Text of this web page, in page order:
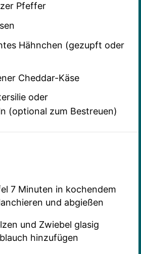
Pfeffer
Hähnchen (gezupft oder
Cheddar-Käse
oder
(optional zum Bestreuen)
7 Minuten in kochendem
und abgießen
und Zwiebel glasig
hinzufügen